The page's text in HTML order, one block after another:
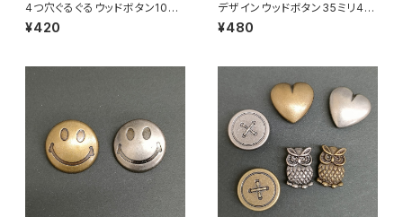
4つ穴ぐるぐるウッドボタン10ｍ
ｍ6個セット
¥420
デザインウッドボタン35ミリ4個
セット
¥480